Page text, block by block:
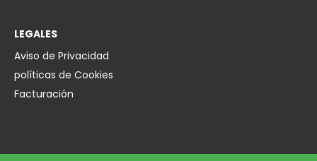
LEGALES
Aviso de Privacidad
políticas de Cookies
Facturación